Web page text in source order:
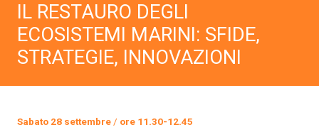
IL RESTAURO DEGLI
ECOSISTEMI MARINI: SFIDE,
STRATEGIE, INNOVAZIONI
Sabato 28 settembre / ore 11.30-12.45